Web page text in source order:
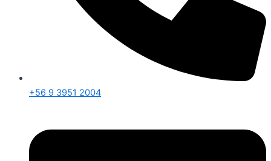
+56 9 3951 2004